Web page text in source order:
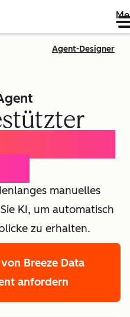
Agent-Designer
manuelles
KI, um automatisch
zu erhalten.
Breeze Data
anfordern